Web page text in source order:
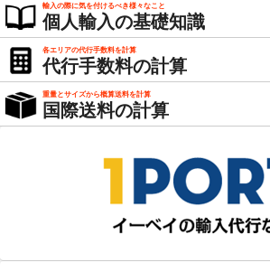
輸入の際に気を付けるべき様々なこと
個人輸入の基礎知識
各エリアの代行手数料を計算
代行手数料の計算
重量とサイズから概算送料を計算
国際送料の計算